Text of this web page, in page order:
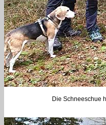
Die Schneeschue